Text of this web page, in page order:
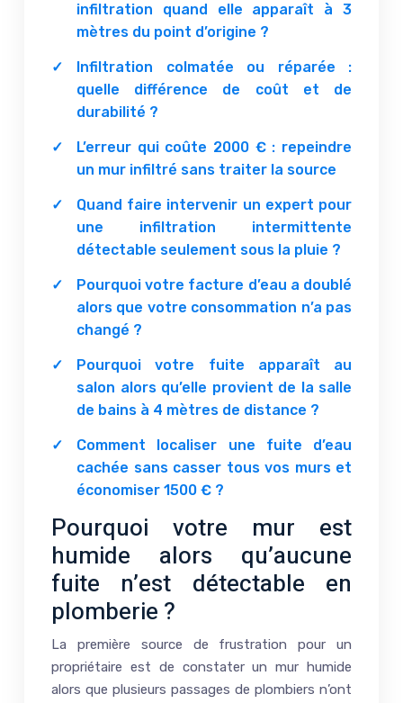
infiltration quand elle apparaît à 3
mètres du point d’origine ?
Infiltration colmatée ou réparée :
quelle différence de coût et de
durabilité ?
L’erreur qui coûte 2000 € : repeindre
un mur infiltré sans traiter la source
Quand faire intervenir un expert pour
une infiltration intermittente
détectable seulement sous la pluie ?
Pourquoi votre facture d’eau a doublé
alors que votre consommation n’a pas
changé ?
Pourquoi votre fuite apparaît au
salon alors qu’elle provient de la salle
de bains à 4 mètres de distance ?
Comment localiser une fuite d’eau
cachée sans casser tous vos murs et
économiser 1500 € ?
Pourquoi votre mur est
humide alors qu’aucune
fuite n’est détectable en
plomberie ?
La première source de frustration pour un
propriétaire est de constater un mur humide
alors que plusieurs passages de plombiers n’ont